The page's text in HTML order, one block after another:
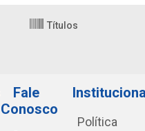
Títulos
Fale
Conosco
Política